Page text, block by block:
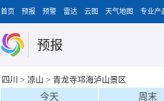
首页 预报 预警 雷达 云图 天气地图 专业产
预报
四川 > 凉山 > 青龙寺邛海泸山景区
今天 周末